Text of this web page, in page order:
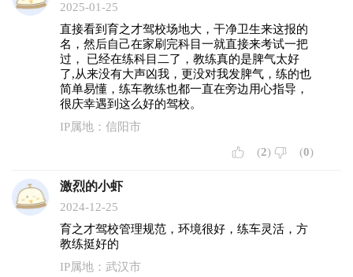
2025-01-25
直接看到育之才驾校场地大，干净卫生来这报的
名，然后自己在家刷完科目一就直接来考试一把
过， 已经在练科目二了，教练真的是脾气太好
了,从来没有大声凶我，更没对我发脾气，练的也
简单易懂，练车教练也都一直在旁边用心指导，
很庆幸遇到这么好的驾校。
IP属地：信阳市
(2) (0)
激烈的小虾
2024-12-25
育之才驾校管理规范，环境很好，练车灵活，方
教练挺好的
IP属地：武汉市